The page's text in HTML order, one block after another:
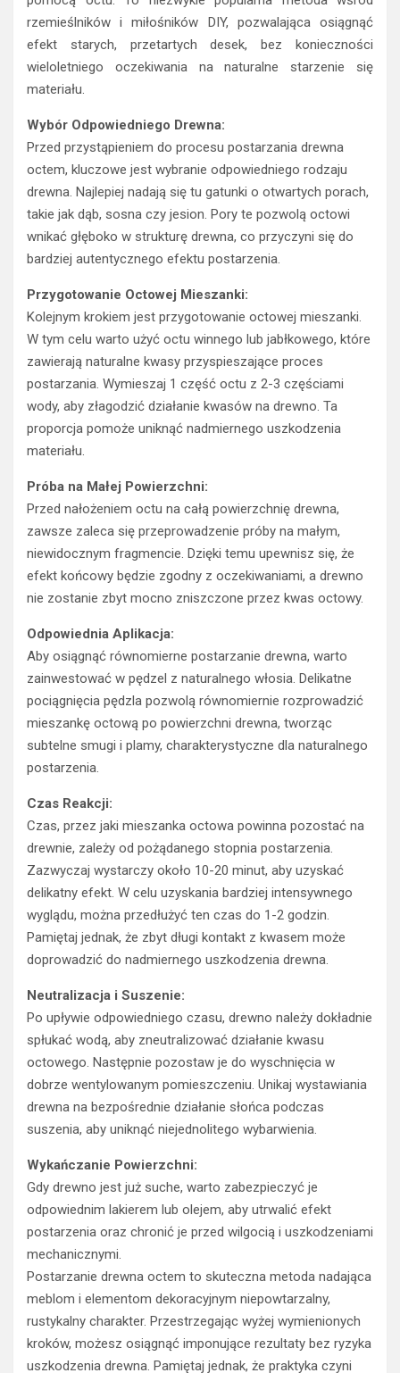
rzemieślników i miłośników DIY, pozwalająca osiągnąć
efekt starych, przetartych desek, bez konieczności
wieloletniego oczekiwania na naturalne starzenie się
materiału.
Wybór Odpowiedniego Drewna:
Przed przystąpieniem do procesu postarzania drewna
octem, kluczowe jest wybranie odpowiedniego rodzaju
drewna. Najlepiej nadają się tu gatunki o otwartych porach,
takie jak dąb, sosna czy jesion. Pory te pozwolą octowi
wnikać głęboko w strukturę drewna, co przyczyni się do
bardziej autentycznego efektu postarzenia.
Przygotowanie Octowej Mieszanki:
Kolejnym krokiem jest przygotowanie octowej mieszanki.
W tym celu warto użyć octu winnego lub jabłkowego, które
zawierają naturalne kwasy przyspieszające proces
postarzania. Wymieszaj 1 część octu z 2-3 częściami
wody, aby złagodzić działanie kwasów na drewno. Ta
proporcja pomoże uniknąć nadmiernego uszkodzenia
materiału.
Próba na Małej Powierzchni:
Przed nałożeniem octu na całą powierzchnię drewna,
zawsze zaleca się przeprowadzenie próby na małym,
niewidocznym fragmencie. Dzięki temu upewnisz się, że
efekt końcowy będzie zgodny z oczekiwaniami, a drewno
nie zostanie zbyt mocno zniszczone przez kwas octowy.
Odpowiednia Aplikacja:
Aby osiągnąć równomierne postarzanie drewna, warto
zainwestować w pędzel z naturalnego włosia. Delikatne
pociągnięcia pędzla pozwolą równomiernie rozprowadzić
mieszankę octową po powierzchni drewna, tworząc
subtelne smugi i plamy, charakterystyczne dla naturalnego
postarzenia.
Czas Reakcji:
Czas, przez jaki mieszanka octowa powinna pozostać na
drewnie, zależy od pożądanego stopnia postarzenia.
Zazwyczaj wystarczy około 10-20 minut, aby uzyskać
delikatny efekt. W celu uzyskania bardziej intensywnego
wyglądu, można przedłużyć ten czas do 1-2 godzin.
Pamiętaj jednak, że zbyt długi kontakt z kwasem może
doprowadzić do nadmiernego uszkodzenia drewna.
Neutralizacja i Suszenie:
Po upływie odpowiedniego czasu, drewno należy dokładnie
spłukać wodą, aby zneutralizować działanie kwasu
octowego. Następnie pozostaw je do wyschnięcia w
dobrze wentylowanym pomieszczeniu. Unikaj wystawiania
drewna na bezpośrednie działanie słońca podczas
suszenia, aby uniknąć niejednolitego wybarwienia.
Wykańczanie Powierzchni:
Gdy drewno jest już suche, warto zabezpieczyć je
odpowiednim lakierem lub olejem, aby utrwalić efekt
postarzenia oraz chronić je przed wilgocią i uszkodzeniami
mechanicznymi.
Postarzanie drewna octem to skuteczna metoda nadająca
meblom i elementom dekoracyjnym niepowtarzalny,
rustykalny charakter. Przestrzegając wyżej wymienionych
kroków, możesz osiągnąć imponujące rezultaty bez ryzyka
uszkodzenia drewna. Pamiętaj jednak, że praktyka czyni